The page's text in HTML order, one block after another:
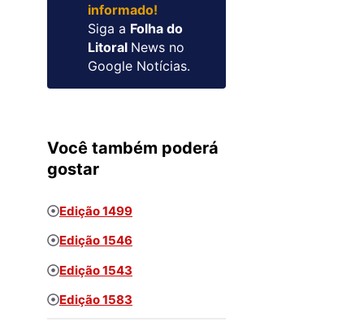
informado!
Siga a Folha do
Litoral News no
Google Notícias.
Você também poderá
gostar
Edição 1499
Edição 1546
Edição 1543
Edição 1583